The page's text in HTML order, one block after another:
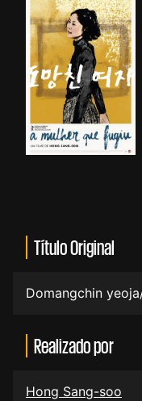
Título Original
Domangchin
Realizado por
Hong Sang-soo